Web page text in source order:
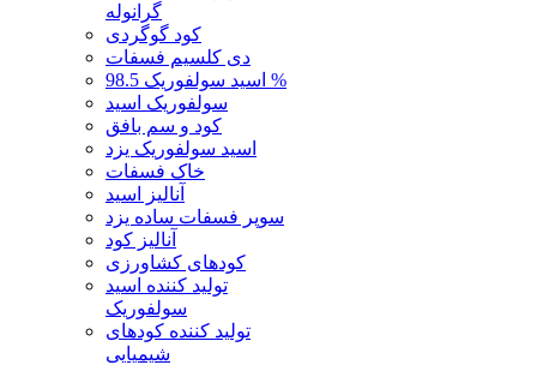
گرانوله
کود گوگردی
دی کلسیم فسفات
اسید سولفوریک 98.5 %
سولفوریک اسید
کود و سم بافق
اسید سولفوریک یزد
خاک فسفات
آنالیز اسید
سوپر فسفات ساده یزد
آنالیز کود
کودهای کشاورزی
تولید کننده اسید
سولفوریک
تولید کننده کودهای
شیمیایی